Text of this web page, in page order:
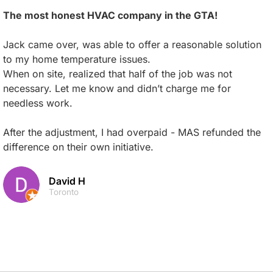
The most honest HVAC company in the GTA!
Jack came over, was able to offer a reasonable solution
to my home temperature issues.
When on site, realized that half of the job was not
necessary. Let me know and didn’t charge me for
needless work.
After the adjustment, I had overpaid - MAS refunded the
difference on their own initiative.
David H
Toronto